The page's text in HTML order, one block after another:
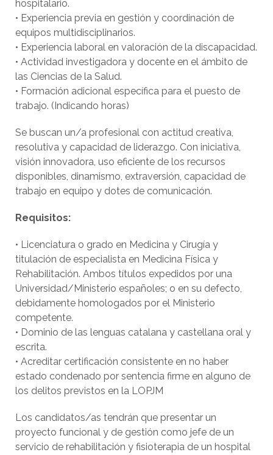
hospitalario.
• Experiencia previa en gestión y coordinación de
equipos multidisciplinarios.
• Experiencia laboral en valoración de la discapacidad.
• Actividad investigadora y docente en el ámbito de
las Ciencias de la Salud.
• Formación adicional específica para el puesto de
trabajo. (Indicando horas)
Se buscan un/a profesional con actitud creativa,
resolutiva y capacidad de liderazgo. Con iniciativa,
visión innovadora, uso eficiente de los recursos
disponibles, dinamismo, extraversión, capacidad de
trabajo en equipo y dotes de comunicación.
Requisitos:
• Licenciatura o grado en Medicina y Cirugía y
titulación de especialista en Medicina Física y
Rehabilitación. Ambos títulos expedidos por una
Universidad/Ministerio españoles; o en su defecto,
debidamente homologados por el Ministerio
competente.
• Dominio de las lenguas catalana y castellana oral y
escrita.
• Acreditar certificación consistente en no haber
estado condenado por sentencia firme en alguno de
los delitos previstos en la LOPJM
Los candidatos/as tendrán que presentar un
proyecto funcional y de gestión como jefe de un
servicio de rehabilitación y fisioterapia de un hospital